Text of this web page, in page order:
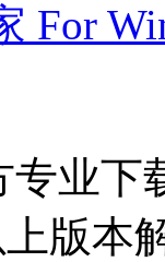
For
业下
版本